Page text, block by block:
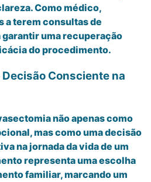
Como médico,
a terem consultas de
uma recuperação
do procedimento.
Consciente na
não apenas como
mas como uma decisão
na jornada da vida de um
representa uma escolha
familiar, marcando um